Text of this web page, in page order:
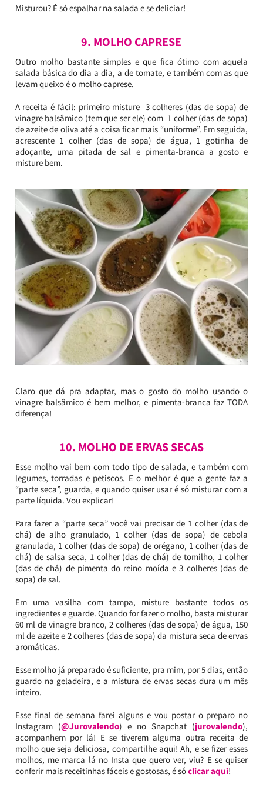
Misturou? É só espalhar na salada e se deliciar!
9. MOLHO CAPRESE
Outro molho bastante simples e que fica ótimo com aquela
salada básica do dia a dia, a de tomate, e também com as que
levam queixo é o molho caprese.
A receita é fácil: primeiro misture 3 colheres (das de sopa) de
vinagre balsâmico (tem que ser ele) com 1 colher (das de sopa)
de azeite de oliva até a coisa ficar mais “uniforme”. Em seguida,
acrescente 1 colher (das de sopa) de água, 1 gotinha de
adoçante, uma pitada de sal e pimenta-branca a gosto e
misture bem.
Claro que dá pra adaptar, mas o gosto do molho usando o
vinagre balsâmico é bem melhor, e pimenta-branca faz TODA
diferença!
10. MOLHO DE ERVAS SECAS
Esse molho vai bem com todo tipo de salada, e também com
legumes, torradas e petiscos. E o melhor é que a gente faz a
“parte seca”, guarda, e quando quiser usar é só misturar com a
parte líquida. Vou explicar!
Para fazer a “parte seca” você vai precisar de 1 colher (das de
chá) de alho granulado, 1 colher (das de sopa) de cebola
granulada, 1 colher (das de sopa) de orégano, 1 colher (das de
chá) de salsa seca, 1 colher (das de chá) de tomilho, 1 colher
(das de chá) de pimenta do reino moída e 3 colheres (das de
sopa) de sal.
Em uma vasilha com tampa, misture bastante todos os
ingredientes e guarde. Quando for fazer o molho, basta misturar
60 ml de vinagre branco, 2 colheres (das de sopa) de água, 150
ml de azeite e 2 colheres (das de sopa) da mistura seca de ervas
aromáticas.
Esse molho já preparado é suficiente, pra mim, por 5 dias, então
guardo na geladeira, e a mistura de ervas secas dura um mês
inteiro.
Esse final de semana farei alguns e vou postar o preparo no
Instagram (@Jurovalendo) e no Snapchat (jurovalendo),
acompanhem por lá! E se tiverem alguma outra receita de
molho que seja deliciosa, compartilhe aqui! Ah, e se fizer esses
molhos, me marca lá no Insta que quero ver, viu? E se quiser
conferir mais receitinhas fáceis e gostosas, é sóclicar aqui!